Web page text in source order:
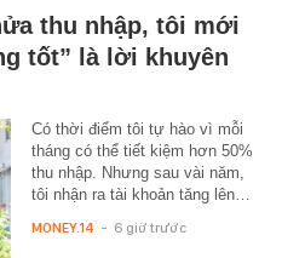
thu nhập, tôi mới
tốt” là lời khuyên
Có thời điểm tôi tự hào vì mỗi
tháng có thể tiết kiệm hơn 50%
thu nhập. Nhưng sau vài năm,
tôi nhận ra tài khoản tăng lên…
MONEY.14 - 6 giờ trước